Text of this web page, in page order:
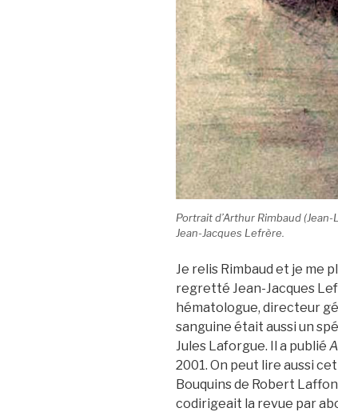
Portrait d’Arthur Rimbaud
Jean-Jacques Lefrère.
Je relis Rimbaud et je me
regretté Jean-Jacques
hématologue, directeur
sanguine était aussi un
Jules Laforgue. Il a publié
2001. On peut lire aussi
Bouquins de Robert
codirigeait la revue par